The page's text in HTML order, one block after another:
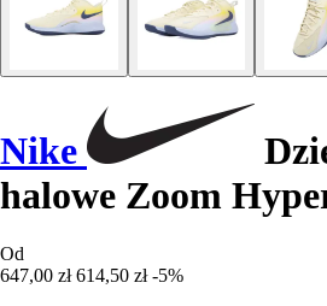
Nike
halowe Zoom
Od
647,00 zł 614,50 zł -5%